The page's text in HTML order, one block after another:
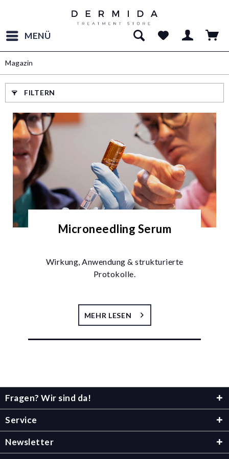
MENÜ
Magazin
FILTERN
Microneedling Serum
Wirkung, Anwendung & strukturierte
Protokolle.
MEHR LESEN
Fragen? Wir sind da!
Service
Newsletter